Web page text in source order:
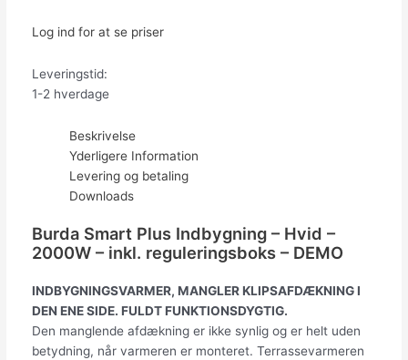
Log ind for at se priser
Leveringstid:
1-2 hverdage
Beskrivelse
Yderligere Information
Levering og betaling
Downloads
Burda Smart Plus Indbygning – Hvid –
2000W – inkl. reguleringsboks – DEMO
INDBYGNINGSVARMER, MANGLER KLIPSAFDÆKNING I
DEN ENE SIDE. FULDT FUNKTIONSDYGTIG.
Den manglende afdækning er ikke synlig og er helt uden
betydning, når varmeren er monteret. Terrassevarmeren